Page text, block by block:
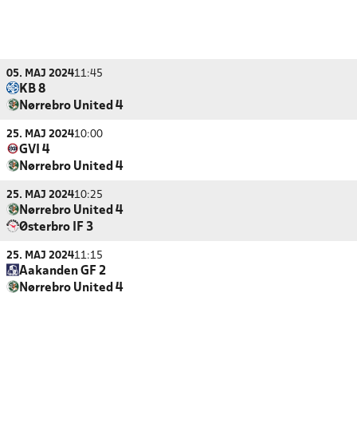
05. MAJ 202411:45
KB 8
Nørrebro United 4
25. MAJ 202410:00
GVI 4
Nørrebro United 4
25. MAJ 202410:25
Nørrebro United 4
Østerbro IF 3
25. MAJ 202411:15
Aakanden GF 2
Nørrebro United 4